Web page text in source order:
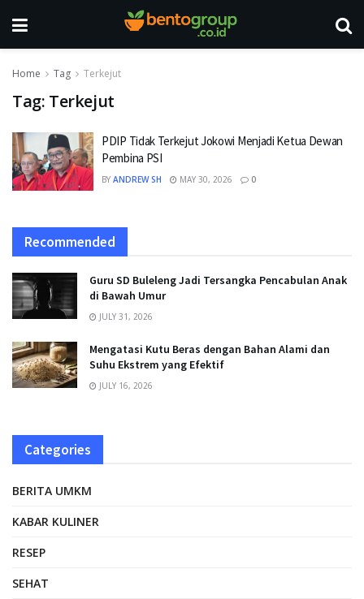
Home Tag Terkejut
Tag: Terkejut
PDIP Tidak Terkejut Jokowi Menjadi Ketua Dewan
Pembina PSI
BY ANDREW SH MAY 30, 2026 0
Recommended
Guru SD Buleleng Jadi Tersangka Pencabulan Anak
di Bawah Umur
JULY 31, 2026
Mengatasi Kutu Beras dengan Bahan Alami dan
Suhu Ekstrem yang Efektif
JULY 16, 2026
Categories
BERITA UMKM
KABAR KULINER
RESEP
SEHAT